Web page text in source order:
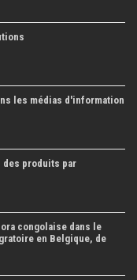
les médias d'information
des produits par
congolaise dans le
en Belgique, de